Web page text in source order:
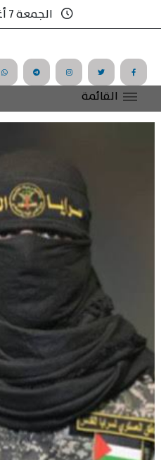
الجمعة 7 أغسطس, 2026
القائمة